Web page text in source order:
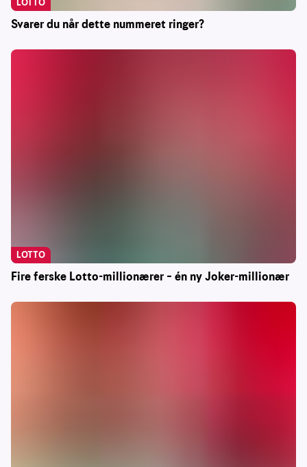
Svarer du når dette nummeret ringer?
LOTTO
Fire ferske Lotto-millionærer – én ny Joker-millionær
LOTTO